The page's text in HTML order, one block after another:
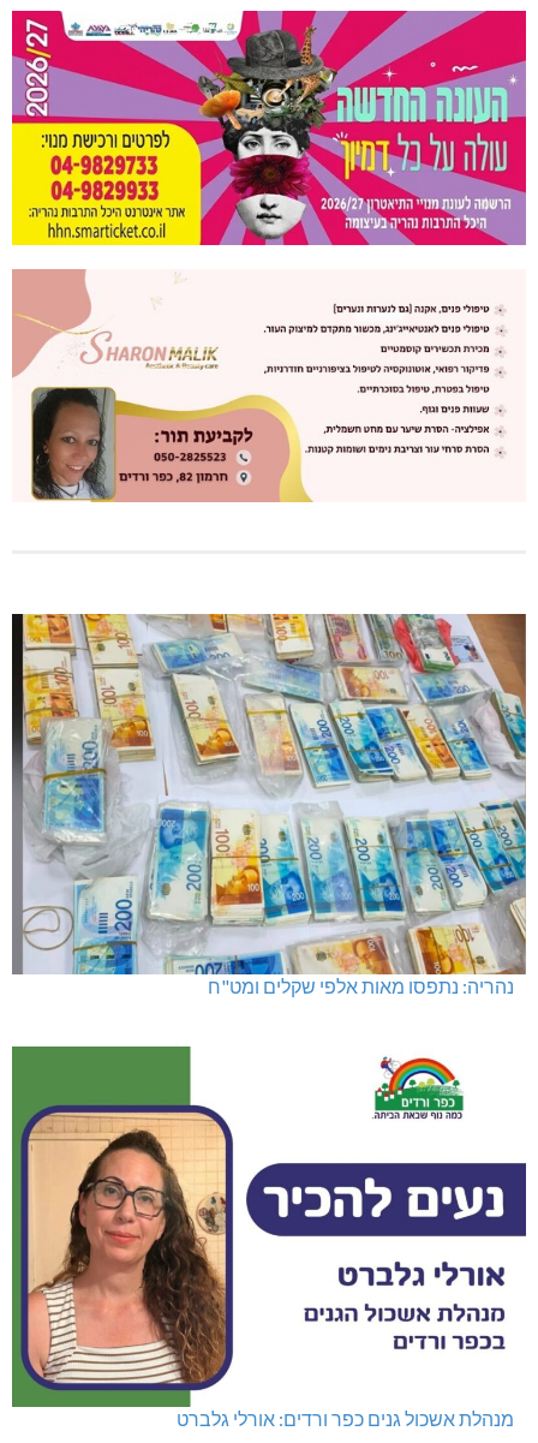
נהריה: נתפסו מאות אלפי שקלים ומט"ח
מנהלת אשכול גנים כפר ורדים: אורלי גלברט